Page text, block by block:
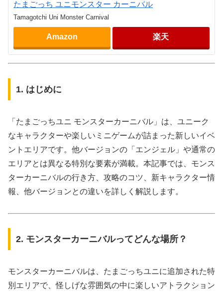
たまごっち ユニモンスター カーニバル
Tamagotchi Uni Monster Carnival
Amazon 楽天
1. はじめに
「たまごっちユニ モンスターカーニバル」は、ユニーク
なキャラクターや楽しいミニゲームが詰まった新しいイベ
ントエリアです。他バージョンの「エンジェル」や通常の
エリアとは異なる特別な要素が満載。本記事では、モンス
ターカーニバルの行き方、攻略のコツ、新キャラクター情
報、他バージョンとの違いを詳しく解説します。
2. モンスターカーニバルってどんな場所？
モンスターカーニバルは、たまごっちユニに追加された特
別エリアで、怪しげな雰囲気の中に楽しいアトラクション